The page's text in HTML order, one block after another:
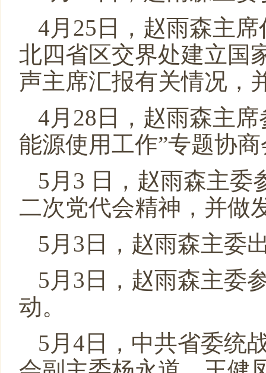
4月25日，赵雨森主
北四省区交界处建立国
声主席汇报有关情况，
4月28日，赵雨森主
能源使用工作”专题协
5月3 日，赵雨森主委
二次党代会精神，并做
5月3日，赵雨森主委
5月3日，赵雨森主委
动。
5月4日，中共省委统